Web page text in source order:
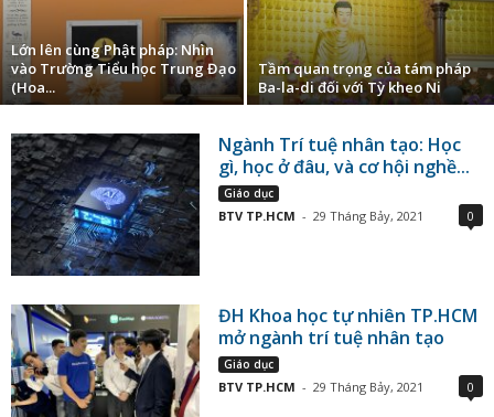
Lớn lên cùng Phật pháp: Nhìn
vào Trường Tiểu học Trung Đạo
(Hoa...
Tầm quan trọng của tám pháp
Ba-la-di đối với Tỳ kheo Ni
Ngành Trí tuệ nhân tạo: Học
gì, học ở đâu, và cơ hội nghề...
Giáo dục
BTV TP.HCM - 29 Tháng Bảy, 2021 0
ĐH Khoa học tự nhiên TP.HCM
mở ngành trí tuệ nhân tạo
Giáo dục
BTV TP.HCM - 29 Tháng Bảy, 2021 0